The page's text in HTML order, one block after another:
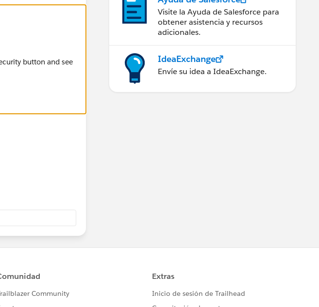
button and see
Visite la Ayuda de Salesforce para
obtener asistencia y recursos
adicionales.
IdeaExchange
Envíe su idea a IdeaExchange.